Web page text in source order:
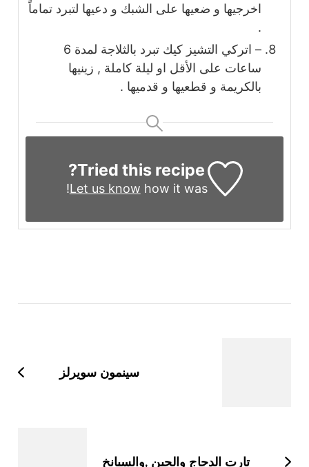
اخرجيها و ضعيها على الشبك و دعيها لتبرد تماماً
.
– اتركي التشيز كيك تبرد بالثلاجة لمدة 6
ساعات على الأقل او ليلة كاملة , زينيها
بالكريمة و قطعيها و قدميها .
Tried this recipe?
Let us know how it was!
سينمون سويرلز
تارت الدجاج والجبن ,والسبانخ